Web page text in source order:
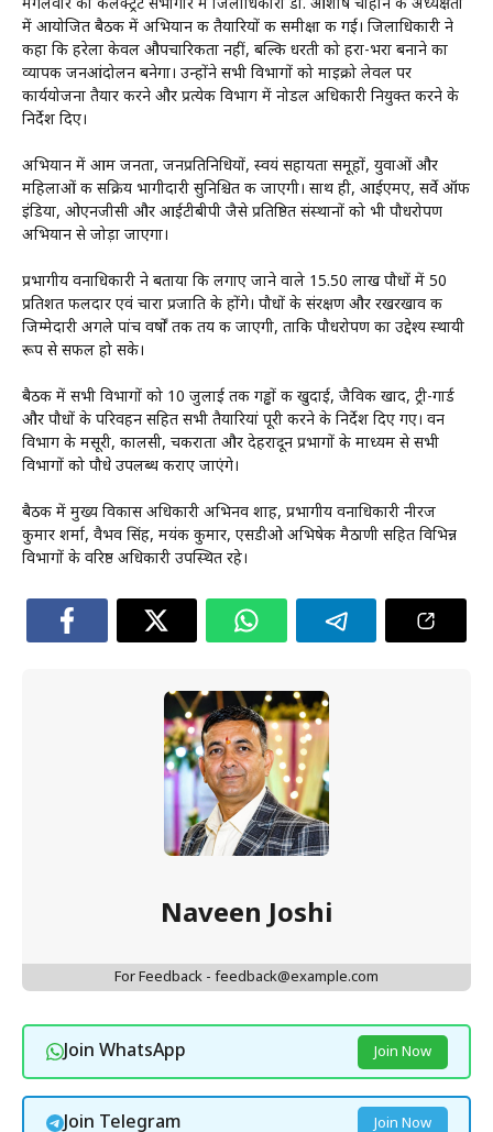
मंगलवार को कलेक्ट्रेट सभागार में जिलाधिकारी डॉ. आशीष चौहान की अध्यक्षता
में आयोजित बैठक में अभियान की तैयारियों की समीक्षा की गई। जिलाधिकारी ने
कहा कि हरेला केवल औपचारिकता नहीं, बल्कि धरती को हरा-भरा बनाने का
व्यापक जनआंदोलन बनेगा। उन्होंने सभी विभागों को माइक्रो लेवल पर
कार्ययोजना तैयार करने और प्रत्येक विभाग में नोडल अधिकारी नियुक्त करने के
निर्देश दिए।
अभियान में आम जनता, जनप्रतिनिधियों, स्वयं सहायता समूहों, युवाओं और
महिलाओं की सक्रिय भागीदारी सुनिश्चित की जाएगी। साथ ही, आईएमए, सर्वे ऑफ
इंडिया, ओएनजीसी और आईटीबीपी जैसे प्रतिष्ठित संस्थानों को भी पौधरोपण
अभियान से जोड़ा जाएगा।
प्रभागीय वनाधिकारी ने बताया कि लगाए जाने वाले 15.50 लाख पौधों में 50
प्रतिशत फलदार एवं चारा प्रजाति के होंगे। पौधों के संरक्षण और रखरखाव की
जिम्मेदारी अगले पांच वर्षों तक तय की जाएगी, ताकि पौधरोपण का उद्देश्य स्थायी
रूप से सफल हो सके।
बैठक में सभी विभागों को 10 जुलाई तक गड्ढों की खुदाई, जैविक खाद, ट्री-गार्ड
और पौधों के परिवहन सहित सभी तैयारियां पूरी करने के निर्देश दिए गए। वन
विभाग के मसूरी, कालसी, चकराता और देहरादून प्रभागों के माध्यम से सभी
विभागों को पौधे उपलब्ध कराए जाएंगे।
बैठक में मुख्य विकास अधिकारी अभिनव शाह, प्रभागीय वनाधिकारी नीरज
कुमार शर्मा, वैभव सिंह, मयंक कुमार, एसडीओ अभिषेक मैठाणी सहित विभिन्न
विभागों के वरिष्ठ अधिकारी उपस्थित रहे।
Naveen Joshi
For Feedback - feedback@example.com
Join WhatsApp Join Now
Join Telegram Join Now